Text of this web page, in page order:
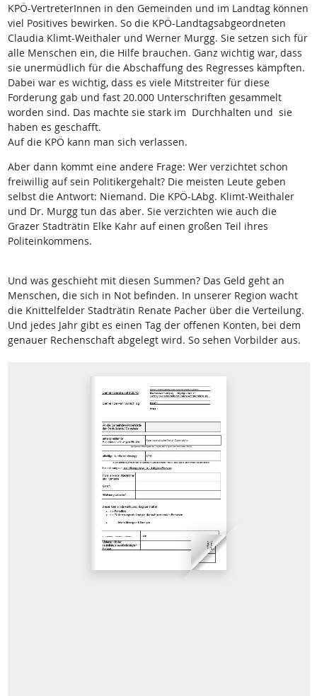
KPÖ-VertreterInnen in den Gemeinden und im Landtag können
viel Positives bewirken. So die KPÖ-Landtagsabgeordneten
Claudia Klimt-Weithaler und Werner Murgg. Sie setzen sich für
alle Menschen ein, die Hilfe brauchen. Ganz wichtig war, dass
sie unermüdlich für die Abschaffung des Regresses kämpften.
Dabei war es wichtig, dass es viele Mitstreiter für diese
Forderung gab und fast 20.000 Unterschriften gesammelt
worden sind. Das machte sie stark im Durchhalten und sie
haben es geschafft.
Auf die KPÖ kann man sich verlassen.
Aber dann kommt eine andere Frage: Wer verzichtet schon
freiwillig auf sein Politikergehalt? Die meisten Leute geben
selbst die Antwort: Niemand. Die KPÖ-LAbg. Klimt-Weithaler
und Dr. Murgg tun das aber. Sie verzichten wie auch die
Grazer Stadträtin Elke Kahr auf einen großen Teil ihres
Politeinkommens.
Und was geschieht mit diesen Summen? Das Geld geht an
Menschen, die sich in Not befinden. In unserer Region wacht
die Knittelfelder Stadt­rätin Renate Pacher über die Verteilung.
Und jedes Jahr gibt es einen Tag der offenen Konten, bei dem
genauer Rechenschaft abgelegt wird. So sehen Vorbilder aus.